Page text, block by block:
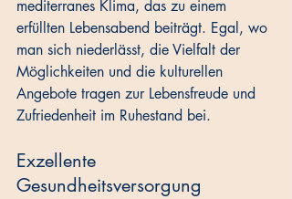
mediterranes Klima, das zu einem
erfüllten Lebensabend beiträgt. Egal, wo
man sich niederlässt, die Vielfalt der
Möglichkeiten und die kulturellen
Angebote tragen zur Lebensfreude und
Zufriedenheit im Ruhestand bei.
Exzellente
Gesundheitsversorgung